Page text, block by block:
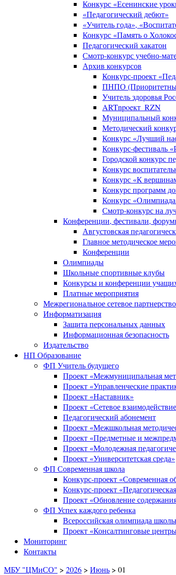
Конкурс «Есенинские
«Педагогический дебют»
«Учитель года»,
Конкурс «Память о
Педагогический хакатон
Смотр-конкурс учебно-
Архив конкурсов
Конкурс-проект
ПНПО
Учитель здоровья
ARTnpoeкт_RZN
Муниципальный
Методический
Конкурс «Лучший
Конкурс-фестиваль
Городской конкурс
Конкурс
Конкурс «К
Конкурс программ
Конкурс «Олимпиада
Смотр-конкурс на
Конференции, фестивали,
Августовская
Главное методическое
Конференции
Олимпиады
Школьные спортивные клубы
Конкурсы и конференции
Платные мероприятия
Межрегиональное сетевое партнерство
Информатизация
Защита персональных данных
Информационная безопасность
Издательство
НП Образование
ФП Учитель будущего
Проект «Межмуниципальная
Проект «Управленческие
Проект «Наставник»
Проект «Сетевое
Педагогический абонемент
Проект «Межшкольная
Проект «Предметные и
Проект «Молодежная
Проект «Университетская среда»
ФП Современная школа
Конкурс-проект «Современная
Конкурс-проект
Проект «Обновление
ФП Успех каждого ребенка
Всероссийская олимпиада
Проект «Консалтинговые
Мониторинг
Контакты
МБУ "ЦМиСО" > 2026 > Июнь > 01